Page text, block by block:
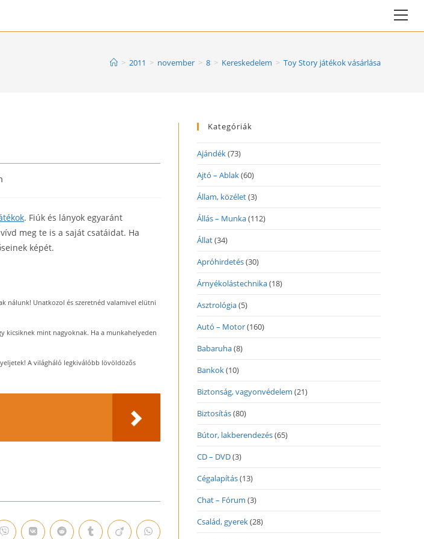
> 2011 > november > 8 > Kereskedelem > Toy Story játékok vásárlása
. Fiúk és lányok egyaránt
meg te is a saját csatáidat. Ha
képét.
nálunk! Unatkozol és szeretnéd valamivel elütni
kicsiknek mint nagyoknak. Ha a munkahelyeden
A világháló legkiválóbb lövöldözős
Opens Opens Opens Opens Opens Opens
Kategóriák
Ajándék(73)
Ajtó – Ablak(60)
Állam, közélet(3)
Állás – Munka(112)
Állat(34)
Apróhirdetés(30)
Árnyékolástechnika(18)
Asztrológia(5)
Autó – Motor(160)
Babaruha(8)
Bankok(10)
Biztonság, vagyonvédelem (21)
Biztosítás(80)
Bútor, lakberendezés(65)
CD – DVD(3)
Cégalapítás(13)
Chat – Fórum (3)
Család, gyerek(28)